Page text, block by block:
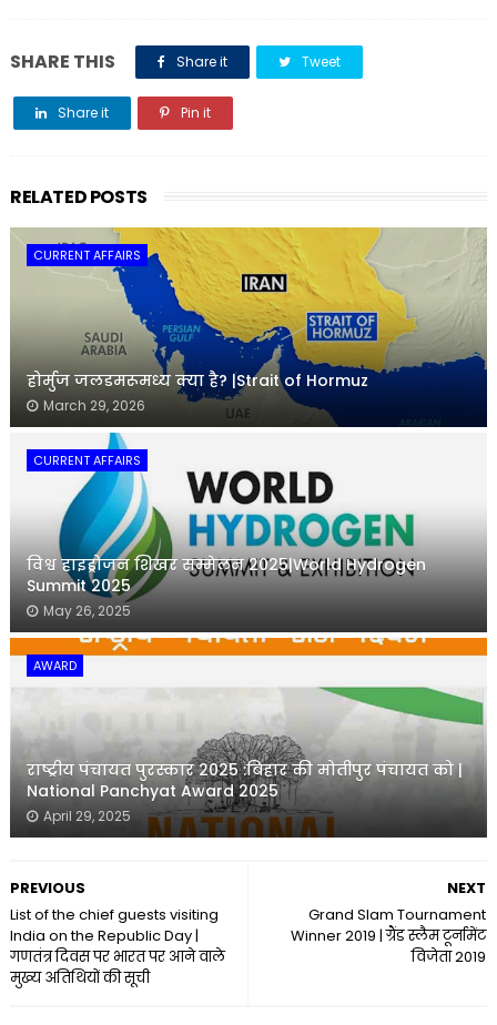
SHARE THIS Share it Tweet
Share it Pin it
RELATED POSTS
CURRENT AFFAIRS
होर्मुज जलडमरूमध्य क्या है? |Strait of Hormuz
March 29, 2026
CURRENT AFFAIRS
विश्व हाइड्रोजन शिखर सम्मेलन 2025|World Hydrogen
Summit 2025
May 26, 2025
AWARD
राष्ट्रीय पंचायत पुरस्कार 2025 :बिहार की मोतीपुर पंचायत को |
National Panchyat Award 2025
April 29, 2025
NEXT
Grand Slam Tournament
Winner 2019 | ग्रैंड स्लैम टूर्नामेंट
विजेता 2019
PREVIOUS
List of the chief guests visiting
India on the Republic Day |
गणतंत्र दिवस पर भारत पर आने वाले
मुख्य अतिथियों की सूची